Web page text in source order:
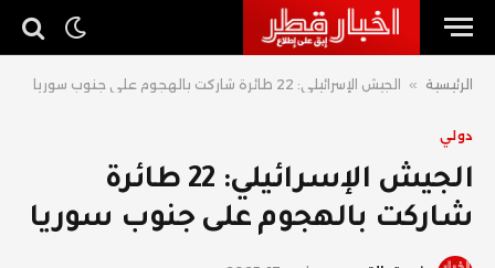
الرئيسية » الجيش الإسرائيلي: 22 طائرة شاركت بالهجوم على جنوب سوريا
دولي
الجيش الإسرائيلي: 22 طائرة
شاركت بالهجوم على جنوب سوريا